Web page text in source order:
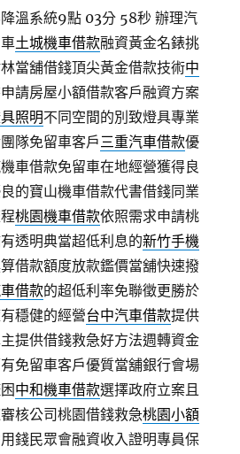
溫系統9點 03分 58秒 辦理汽
土城機車借款融資黃金名錶挑
當舖借錢頂尖黃金借款技術中
請房屋小額借款客戶融資方案
照明不同空間的別致燈具專業
隊免留車客戶三重汽車借款優
車借款免留車在地經營獲得良
的寶山機車借款代書借錢同業
桃園機車借款依照需求申請桃
透明典當超低利息的新竹手機
借款額度放款鑑價當舖快速撥
借款的超低利率免聯徵更勝於
穩健的經營台中汽車借款提供
提供借錢救急好方法週轉資金
免留車客戶優質當舖銀行會場
中和機車借款選擇政府立案且
核公司桃園借錢救急桃園小額
錢民眾會融資收入證明專員保